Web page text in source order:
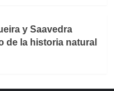
y Saavedra
de la historia natural